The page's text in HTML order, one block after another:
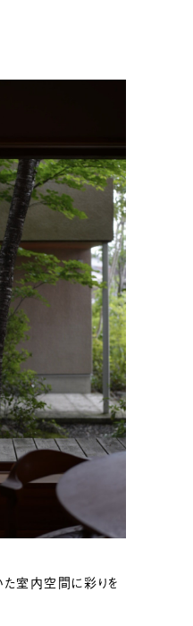
た室内空間に彩りを